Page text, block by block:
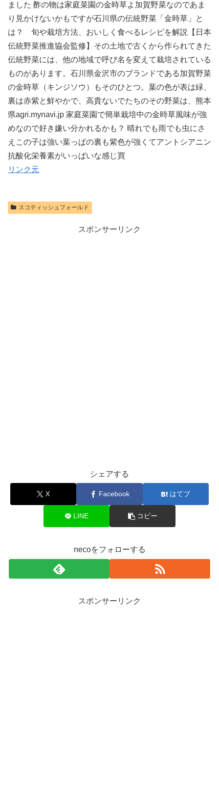
ました 酢の物は家庭菜園の金時草よ加賀野菜なのであま
り見かけないかもですが石川県の伝統野菜「金時草」と
は？ 旬や栽培方法、おいしく食べるレシピを解説【日本
伝統野菜推進協会監修】その土地で古くから作られてきた
伝統野菜には、他の地域で呼び名を変えて栽培されている
ものがあります。石川県金沢市のブランドである加賀野菜
の金時草（キンジソウ）もそのひとつ。葉の色が表は緑、
裏は赤紫と鮮やかで、高貴ないでたちのその野菜は、熊本
県agri.mynavi.jp 家庭菜園で簡単栽培中の金時草風味が強
めなので好き嫌い分かれるかも？ 晴れでも雨でも虫にさ
えこの子は強い葉っぱの裏も紫色が強くてアントシアニン
抗酸化栄養素がいっぱいな感じ買
リンク元
スコティッシュフォールド
スポンサーリンク
シェアする
X Facebook はてブ
LINE コピー
necoをフォローする
スポンサーリンク